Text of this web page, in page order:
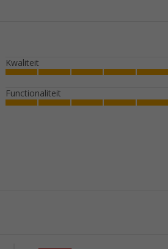
Kwaliteit
Functionaliteit